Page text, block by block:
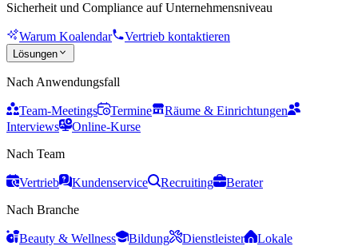
Sicherheit und Compliance auf Unternehmensniveau
Warum Koalendar Vertrieb kontaktieren
Lösungen
Nach Anwendungsfall
Team-Meetings Termine
Räume & Einrichtungen
Interviews
Online-Kurse
Nach Team
Vertrieb Kundenservice Recruiting
Berater
Nach Branche
Beauty & Wellness Bildung Dienstleister
Lokale